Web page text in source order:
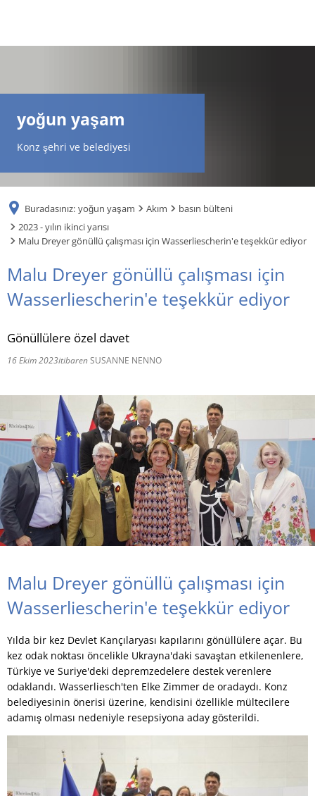
UK
yoğun yaşam
Konz şehri ve belediyesi
Buradasınız: yoğun yaşam Akım
basın bülteni
2023 - yılın ikinci yarısı
Malu Dreyer gönüllü çalışması için Wasserliescherin'e teşekkür ediyor
Malu Dreyer gönüllü çalışması için
Wasserliescherin'e teşekkür ediyor
Gönüllülere özel davet
16 Ekim 2023itibarenSUSANNE NENNO
Malu Dreyer gönüllü çalışması için
Wasserliescherin'e teşekkür ediyor
Yılda bir kez Devlet Kançılaryası kapılarını gönüllülere açar. Bu
kez odak noktası öncelikle Ukrayna'daki savaştan etkilenenlere,
Türkiye ve Suriye'deki depremzedelere destek verenlere
odaklandı. Wasserliesch'ten Elke Zimmer de oradaydı. Konz
belediyesinin önerisi üzerine, kendisini özellikle mültecilere
adamış olması nedeniyle resepsiyona aday gösterildi.